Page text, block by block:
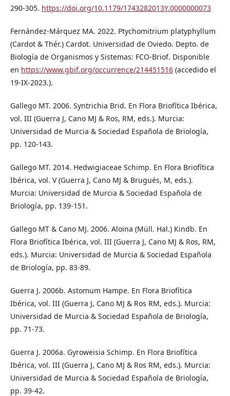
290-305. https://doi.org/10.1179/1743282013Y.0000000073
Fernández-Márquez MA. 2022. Ptychomitrium platyphy­llum
(Cardot & Thér.) Cardot. Universidad de Oviedo. Depto. de
Biología de Organismos y Sistemas: FCO-Briof. Disponible
en https://www.gbif.org/occurrence/214451516 (accedido el
19-IX-2023.).
Gallego MT. 2006. Syntrichia Brid. En Flora Briofítica Ibérica,
vol. III (Guerra J, Cano MJ & Ros, RM, eds.). Murcia:
Universidad de Murcia & Sociedad Española de Briología,
pp. 120-143.
Gallego MT. 2014. Hedwigiaceae Schimp. En Flora Brio­fítica
Ibérica, vol. V (Guerra J, Cano MJ & Brugués, M, eds.).
Murcia: Universidad de Murcia & Sociedad Española de
Briología, pp. 139-151.
Gallego MT & Cano MJ. 2006. Aloina (Müll. Hal.) Kindb. En
Flora Briofítica Ibérica, vol. III (Guerra J, Cano MJ & Ros, RM,
eds.). Murcia: Universidad de Murcia & Sociedad Española
de Briología, pp. 83-89.
Guerra J. 2006b. Astomum Hampe. En Flora Briofítica
Ibérica, vol. III (Guerra J, Cano MJ & Ros RM, eds.). Murcia:
Universidad de Murcia & Sociedad Española de Briología,
pp. 71-73.
Guerra J. 2006a. Gyroweisia Schimp. En Flora Briofítica
Ibérica, vol. III (Guerra J, Cano MJ & Ros RM, eds.). Murcia:
Universidad de Murcia & Sociedad Española de Briología,
pp. 39-42.